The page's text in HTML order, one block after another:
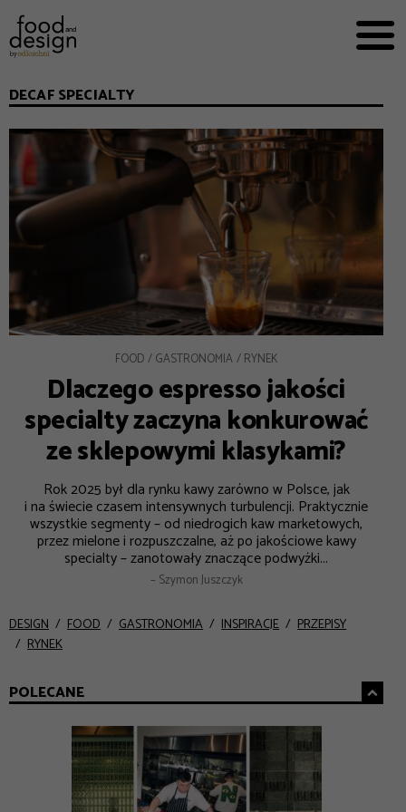


EKSPERCI
FOOD WORKING
E-BOOKI
O NAS
DECAF SPECIALTY
FOOD GASTRONOMIA RYNEK
Dlaczego espresso jakości
specialty zaczyna konkurować
ze sklepowymi klasykami?
Rok 2025 był dla rynku kawy zarówno w Polsce, jak
i na świecie czasem intensywnych turbulencji. Praktycznie
wszystkie segmenty – od niedrogich kaw marketowych,
przez mielone i rozpuszczalne, aż po jakościowe kawy
specialty – zanotowały znaczące podwyżki...
– Szymon Juszczyk
DESIGN FOOD GASTRONOMIA INSPIRACJE
PRZEPISY
RYNEK
POLECANE